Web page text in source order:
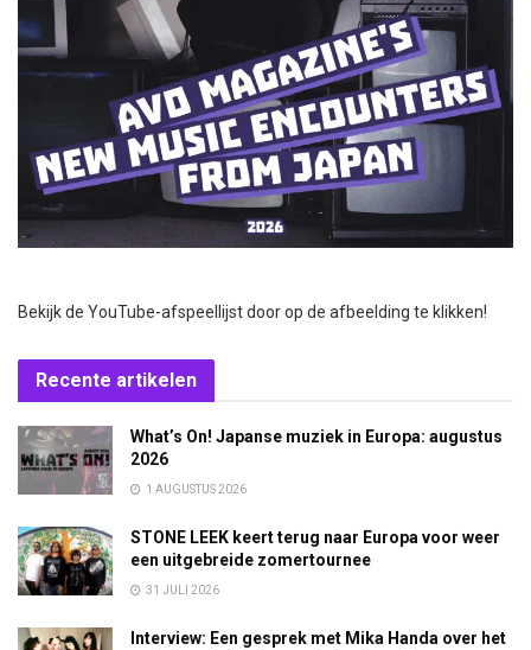
Bekijk de YouTube-afspeellijst door op de afbeelding te klikken!
Recente artikelen
What’s On! Japanse muziek in Europa: augustus
2026
1 AUGUSTUS 2026
STONE LEEK keert terug naar Europa voor weer
een uitgebreide zomertournee
31 JULI 2026
Interview: Een gesprek met Mika Handa over het